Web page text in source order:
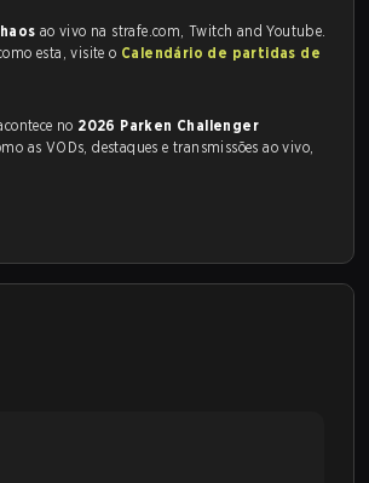
ao vivo na strafe.com, Twitch and Youtube.
esta, visite o Calendário de partidas de
no 2026 Parken Challenger